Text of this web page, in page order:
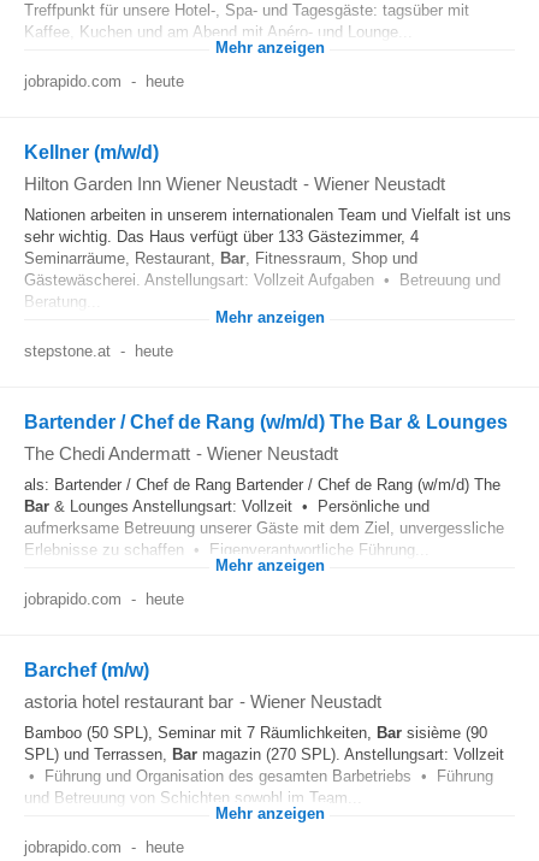
Treffpunkt für unsere Hotel-, Spa- und Tagesgäste: tagsüber mit
Kaffee, Kuchen und am Abend mit Apéro- und Lounge...
Mehr anzeigen
jobrapido.com - heute
Kellner (m/w/d)
Hilton Garden Inn Wiener Neustadt - Wiener Neustadt
Nationen arbeiten in unserem internationalen Team und Vielfalt ist uns
sehr wichtig. Das Haus verfügt über 133 Gästezimmer, 4
Seminarräume, Restaurant, Bar, Fitnessraum, Shop und
Gästewäscherei. Anstellungsart: Vollzeit Aufgaben • Betreuung und
Beratung...
Mehr anzeigen
stepstone.at - heute
Bartender / Chef de Rang (w/m/d) The Bar & Lounges
The Chedi Andermatt - Wiener Neustadt
als: Bartender / Chef de Rang Bartender / Chef de Rang (w/m/d) The
Bar & Lounges Anstellungsart: Vollzeit • Persönliche und
aufmerksame Betreuung unserer Gäste mit dem Ziel, unvergessliche
Erlebnisse zu schaffen • Eigenverantwortliche Führung...
Mehr anzeigen
jobrapido.com - heute
Barchef (m/w)
astoria hotel restaurant bar - Wiener Neustadt
Bamboo (50 SPL), Seminar mit 7 Räumlichkeiten, Bar sisième (90
SPL) und Terrassen, Bar magazin (270 SPL). Anstellungsart: Vollzeit
• Führung und Organisation des gesamten Barbetriebs • Führung
und Betreuung von Schichten sowohl im Team...
Mehr anzeigen
jobrapido.com - heute